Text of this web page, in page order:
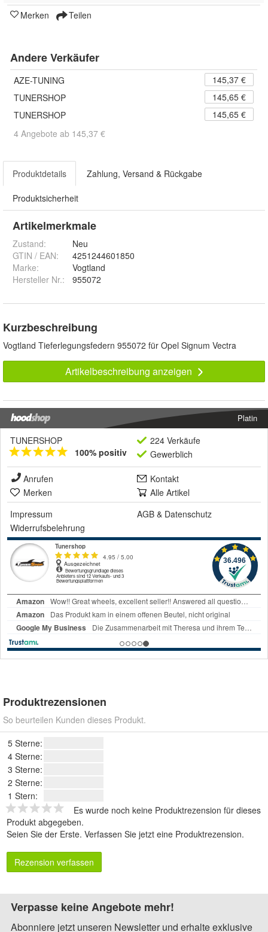
Merken Teilen
Andere Verkäufer
AZE-TUNING
145,37 €
TUNERSHOP
145,65 €
TUNERSHOP
145,65 €
4 Angebote ab 145,37 €
Produktdetails Zahlung, Versand & Rückgabe
Produktsicherheit
Artikelmerkmale
Zustand:
Neu
GTIN / EAN:
4251244601850
Marke:
Vogtland
Hersteller Nr.:
955072
Kurzbeschreibung
Vogtland Tieferlegungsfedern 955072 für Opel Signum Vectra
Artikelbeschreibung anzeigen
Platin
TUNERSHOP
100% positiv
224 Verkäufe
Gewerblich
Anrufen
Kontakt
Merken
Alle Artikel
Impressum
AGB & Datenschutz
Widerrufsbelehrung
Produktrezensionen
So beurteilen Kunden dieses Produkt.
5 Sterne:
4 Sterne:
3 Sterne:
2 Sterne:
1 Stern:
Es wurde noch keine Produktrezension für dieses
Produkt abgegeben.
Seien Sie der Erste. Verfassen Sie jetzt eine Produktrezension.
Rezension verfassen
Verpasse keine Angebote mehr!
Abonniere jetzt unseren Newsletter und erhalte exklusive